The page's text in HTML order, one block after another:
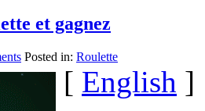
et gagnez
Posted in: Roulette
[ English ]